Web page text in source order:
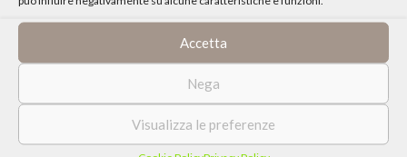
Accetta
Nega
Visualizza le preferenze
sabato e domenica : 10 :00 – 12:30 / 16:00 – 19:00
CONDIVIDI QUESTO EVENTO